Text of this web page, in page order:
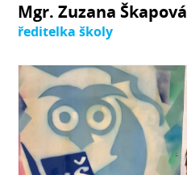
Mgr. Zuzana Škapová
ředitelka školy